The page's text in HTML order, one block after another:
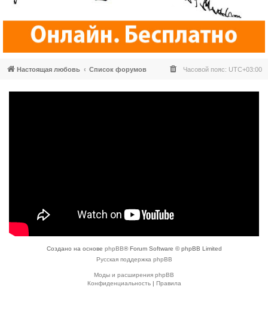
Настоящая любовь Список форумов Часовой пояс: UTC+03:00
Создано на основе phpBB® Forum Software © phpBB Limited
Русская поддержка phpBB
Моды и расширения phpBB
Конфиденциальность| Правила